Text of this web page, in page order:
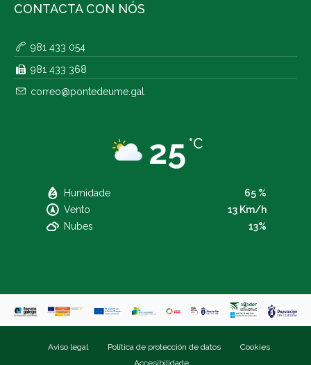
CONTACTA CON NÓS
981 433 054
981 433 368
correo@pontedeume.gal
25 °C
Humidade
65 %
Vento
13 Km/h
Nubes
13%
Aviso legal Política de protección de datos
Cookies